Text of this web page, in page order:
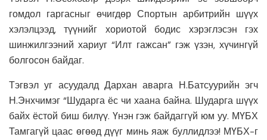
гомдол гаргасныг өчигдөр Спортын арбитрийн шүүх
хэлэлцээд, түүнийг хориотой бодис хэрэглэсэн гэх
шинжилгээний хариуг “Илт гажсан” гэж үзэн, хүчингүй
болгосон байдаг.
Тэгвэл уг асуудалд Дархан аварга Н.Батсуурийн эгч
Н.Энхчимэг “Шударга ёс чи хаана байна. Шударга шүүх
байх ёстой биш билүү. Үнэн гэж байдаггүй юм уу. МҮБХ
Тамгагүй цаас өгөөд дүүг минь яаж буллидлээ! МҮБХ-г